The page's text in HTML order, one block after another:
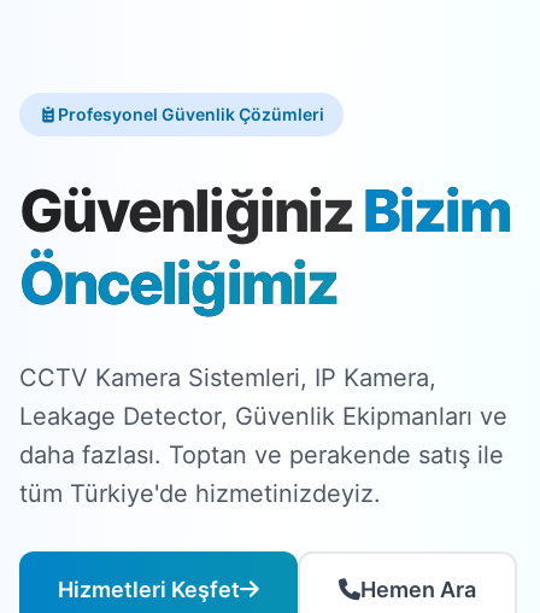
Profesyonel Güvenlik Çözümleri
GüvenliğinizBizim
Önceliğimiz
CCTV Kamera Sistemleri, IP Kamera,
Leakage Detector, Güvenlik Ekipmanları ve
daha fazlası. Toptan ve perakende satış ile
tüm Türkiye'de hizmetinizdeyiz.
Hizmetleri Keşfet Hemen Ara